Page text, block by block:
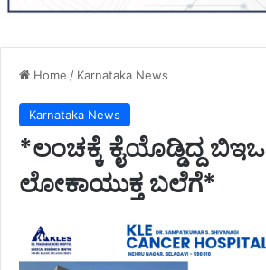
Home / Karnataka News
Karnataka News
*ಲಂಚಕ್ಕೆ ಕೈಯೊಡ್ಡಿದ್ದ ಬಿಇಒ
ಲೋಕಾಯುಕ್ತ ಬಲೆಗೆ*